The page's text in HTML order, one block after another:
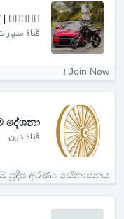
قناة
Join Now !
දේශනා..
قناة دين
ප්‍රදීප අරණ්‍ය සේනාසනය